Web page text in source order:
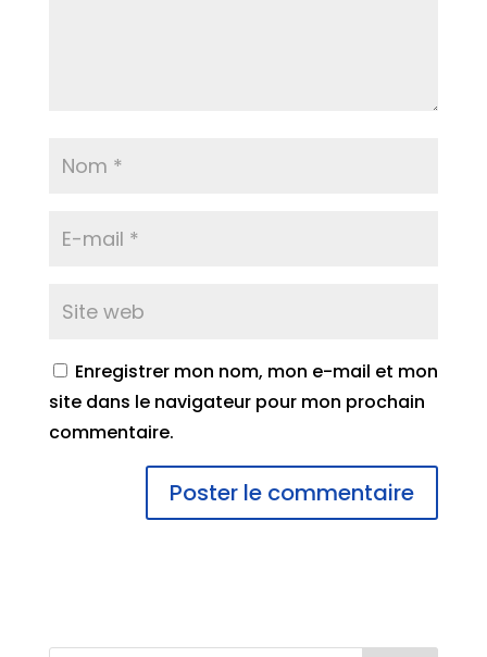
Enregistrer mon nom, mon e-mail et mon
site dans le navigateur pour mon prochain
commentaire.